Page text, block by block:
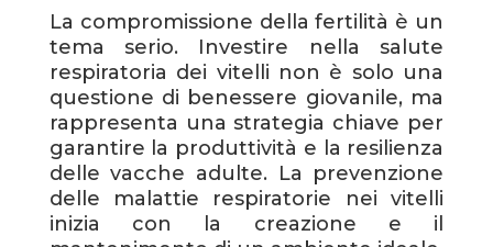
La compromissione della fertilità è un
tema serio. Investire nella salute
respiratoria dei vitelli non è solo una
questione di benessere giovanile, ma
rappresenta una strategia chiave per
garantire la produttività e la resilienza
delle vacche adulte. La prevenzione
delle malattie respiratorie nei vitelli
inizia con la creazione e il